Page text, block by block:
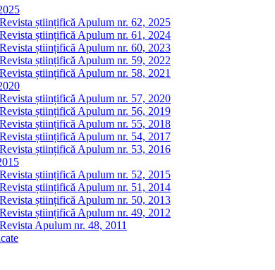
Revista științifică Apulum nr. 62, 2025
Revista științifică Apulum nr. 61, 2024
Revista științifică Apulum nr. 60, 2023
Revista științifică Apulum nr. 59, 2022
Revista științifică Apulum nr. 58, 2021
Revista științifică Apulum nr. 57, 2020
Revista științifică Apulum nr. 56, 2019
Revista științifică Apulum nr. 55, 2018
Revista științifică Apulum nr. 54, 2017
Revista științifică Apulum nr. 53, 2016
Revista științifică Apulum nr. 52, 2015
Revista științifică Apulum nr. 51, 2014
Revista științifică Apulum nr. 50, 2013
Revista științifică Apulum nr. 49, 2012
Revista Apulum nr. 48, 2011